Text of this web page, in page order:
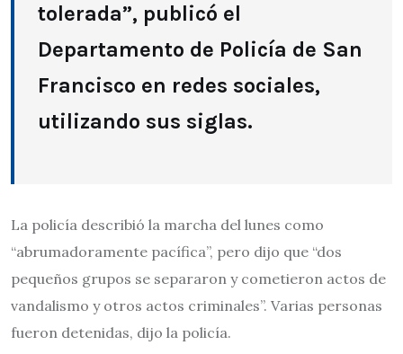
tolerada”, publicó el
Departamento de Policía de San
Francisco en redes sociales,
utilizando sus siglas.
La policía describió la marcha del lunes como
“abrumadoramente pacífica”, pero dijo que “dos
pequeños grupos se separaron y cometieron actos de
vandalismo y otros actos criminales”. Varias personas
fueron detenidas, dijo la policía.